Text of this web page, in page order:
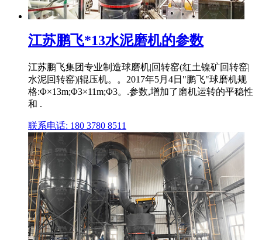
江苏鹏飞*13水泥磨机的参数
江苏鹏飞集团专业制造球磨机|回转窑(红土镍矿回转窑|
水泥回转窑)|辊压机。。2017年5月4日"鹏飞"球磨机规
格:Φ×13m;Φ3×11m;Φ3。.参数,增加了磨机运转的平稳性
和 .
联系电话: 180 3780 8511